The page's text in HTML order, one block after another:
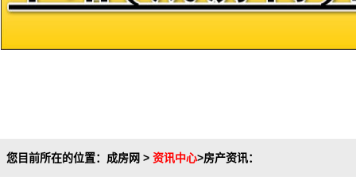
您目前所在的位置： 成房网 > 资讯中心>房产资讯：